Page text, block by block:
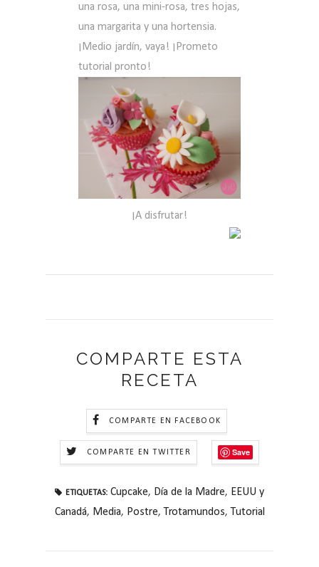
una rosa, una mini-rosa, tres hojas,
una margarita y una hortensia.
¡Medio jardín, vaya! ¡Prometo
tutorial pronto!
¡A disfrutar!
COMPARTE ESTA
RECETA
COMPARTE EN FACEBOOK
COMPARTE EN TWITTER Save
ETIQUETAS: Cupcake, Día de la Madre, EEUU y
Canadá, Media, Postre, Trotamundos, Tutorial